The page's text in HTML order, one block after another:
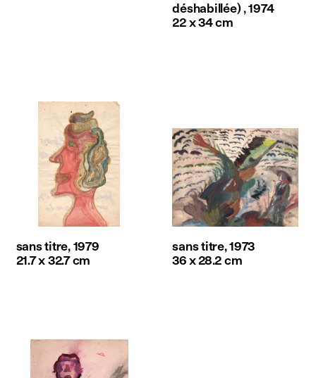
déshabillée) , 1974
22 x 34 cm
sans titre, 1979
21.7 x 32.7 cm
sans titre, 1973
36 x 28.2 cm